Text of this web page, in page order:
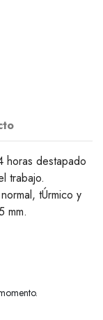
horas destapado
trabajo.
tÚrmico y
mm.